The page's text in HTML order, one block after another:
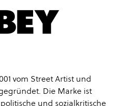
vom Street Artist und
Die Marke ist
und sozialkritische